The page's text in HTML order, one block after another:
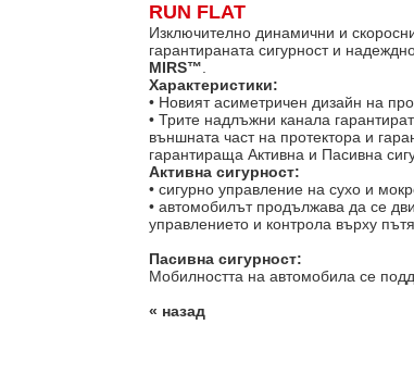
RUN FLAT
Изключително динамични и
гарантираната сигурност и
MIRS™
Характеристики:
• Новият асиметричен дизайн на
• Трите надлъжни канала
външната част на протектора и
гарантираща Активна и Пасивна
Активна сигурност:
• сигурно управление на сухо и
• автомобилът продължава да се
управлението и контрола върху пътя
Пасивна сигурност:
Мобилността на автомобила се
« назад